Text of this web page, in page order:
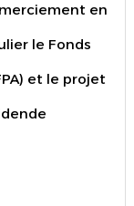
en
le Fonds
et le projet